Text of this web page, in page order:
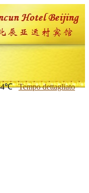
Tempo dettagliato